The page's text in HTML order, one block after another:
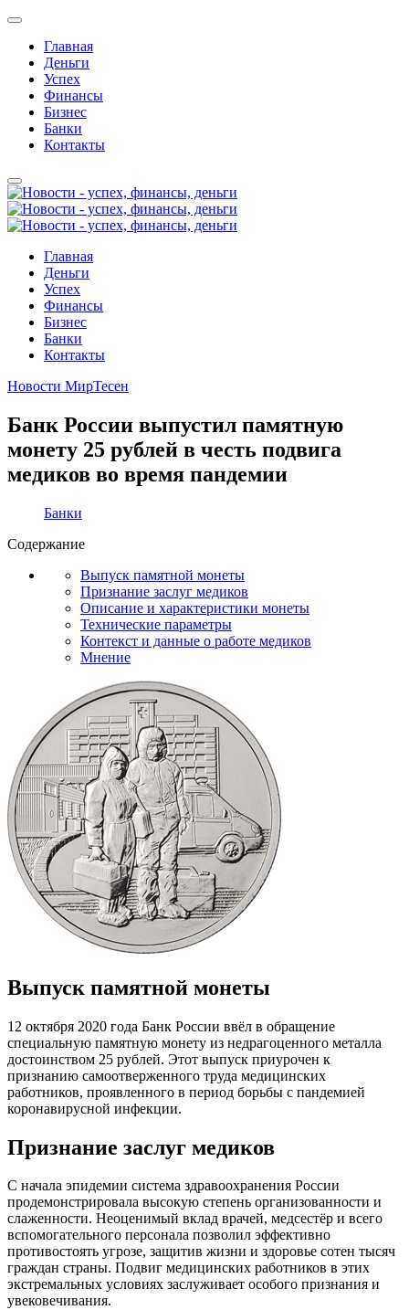
Главная
Деньги
Успех
Финансы
Бизнес
Банки
Контакты
Главная
Деньги
Успех
Финансы
Бизнес
Банки
Контакты
Новости МирТесен
Банк России выпустил памятную
монету 25 рублей в честь подвига
медиков во время пандемии
Банки
Содержание
Выпуск памятной монеты
Признание заслуг медиков
Описание и характеристики монеты
Технические параметры
Контекст и данные о работе медиков
Мнение
Выпуск памятной монеты
12 октября 2020 года Банк России ввёл в обращение
специальную памятную монету из недрагоценного металла
достоинством 25 рублей. Этот выпуск приурочен к
признанию самоотверженного труда медицинских
работников, проявленного в период борьбы с пандемией
коронавирусной инфекции.
Признание заслуг медиков
С начала эпидемии система здравоохранения России
продемонстрировала высокую степень организованности и
слаженности. Неоценимый вклад врачей, медсестёр и всего
вспомогательного персонала позволил эффективно
противостоять угрозе, защитив жизни и здоровье сотен тысяч
граждан страны. Подвиг медицинских работников в этих
экстремальных условиях заслуживает особого признания и
увековечивания.